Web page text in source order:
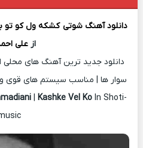
دانلود آهنگ شوتی کشکه ول کو تو
از علی
دانلود جدید ترین آهنگ های محلی
سوار ها | مناسب سیستم های قوی
Kashke Vel Ko In Shoti-